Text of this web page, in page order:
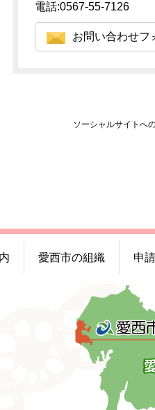
電話:0567-55-7126
お問い合わせフ
ソーシャルサイトへ
愛西市の組織 申